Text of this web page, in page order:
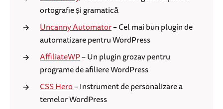
ortografie și gramatică
Uncanny Automator– Cel mai bun plugin de
automatizare pentru WordPress
AffiliateWP– Un plugin grozav pentru
programe de afiliere WordPress
CSS Hero– Instrument de personalizare a
temelor WordPress